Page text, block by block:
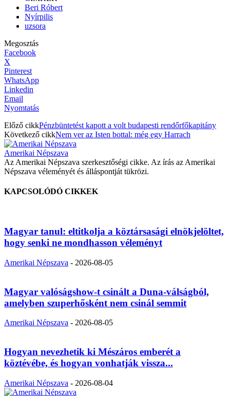
Beri Róbert
Nyírpilis
uzsora
Megosztás
Facebook
X
Pinterest
WhatsApp
Linkedin
Email
Nyomtatás
Előző cikkPénzbüntetést kapott a volt budapesti rendőrfőkapitány
Következő cikkNem ver az Isten bottal: még egy Harrach
Amerikai Népszava
Az Amerikai Népszava szerkesztőségi cikke. Az írás az Amerikai
Népszava véleményét és álláspontját tükrözi.
KAPCSOLÓDÓ CIKKEK
Magyar tanul: eltitkolja a köztársasági elnökjelöltet,
hogy senki ne mondhasson véleményt
Amerikai Népszava - 2026-08-05
Magyar valóságshow-t csinált a Duna-válságból,
amelyben szuperhősként nem csinál semmit
Amerikai Népszava - 2026-08-05
Hogyan nevezhetik ki Mészáros emberét a
köztévébe, és hogyan vonhatják vissza...
Amerikai Népszava - 2026-08-04